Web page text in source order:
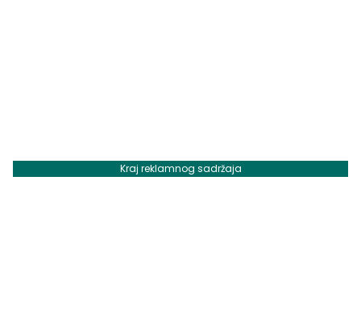
Kraj reklamnog sadržaja